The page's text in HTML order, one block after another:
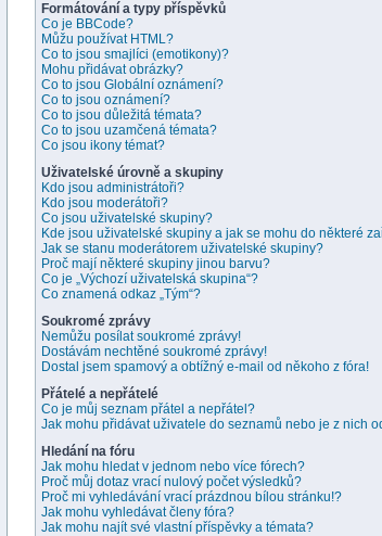
Formátování a typy příspěvků
Co je BBCode?
Můžu používat HTML?
Co to jsou smajlíci (emotikony)?
Mohu přidávat obrázky?
Co to jsou Globální oznámení?
Co to jsou oznámení?
Co to jsou důležitá témata?
Co to jsou uzamčená témata?
Co jsou ikony témat?
Uživatelské úrovně a skupiny
Kdo jsou administrátoři?
Kdo jsou moderátoři?
Co jsou uživatelské skupiny?
Kde jsou uživatelské skupiny a jak se mohu do některé
Jak se stanu moderátorem uživatelské skupiny?
Proč mají některé skupiny jinou barvu?
Co je „Výchozí uživatelská skupina“?
Co znamená odkaz „Tým“?
Soukromé zprávy
Nemůžu posílat soukromé zprávy!
Dostávám nechtěné soukromé zprávy!
Dostal jsem spamový a obtížný e-mail od někoho z fóra!
Přátelé a nepřátelé
Co je můj seznam přátel a nepřátel?
Jak mohu přidávat uživatele do seznamů nebo je z nich
Hledání na fóru
Jak mohu hledat v jednom nebo více fórech?
Proč můj dotaz vrací nulový počet výsledků?
Proč mi vyhledávání vrací prázdnou bílou stránku!?
Jak mohu vyhledávat členy fóra?
Jak mohu najít své vlastní příspěvky a témata?